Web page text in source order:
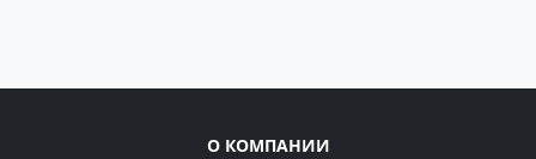
О КОМПАНИИ